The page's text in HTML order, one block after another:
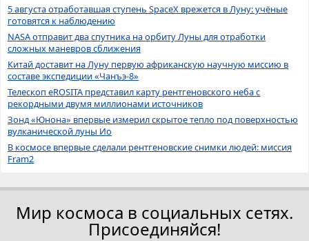
5 августа отработавшая ступень SpaceX врежется в Луну: учёные
готовятся к наблюдению
NASA отправит два спутника на орбиту Луны для отработки
сложных маневров сближения
Китай доставит на Луну первую африканскую научную миссию в
составе экспедиции «Чанъэ-8»
Телескоп eROSITA представил карту рентгеновского неба с
рекордными двумя миллионами источников
Зонд «Юнона» впервые измерил скрытое тепло под поверхностью
вулканической луны Ио
В космосе впервые сделали рентгеновские снимки людей: миссия
Fram2
Мир космоса в социальных сетях.
Присоединяйся!